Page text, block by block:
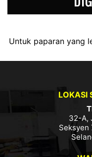
Untuk paparan yang
LOKASI
32-A,
Seksyen